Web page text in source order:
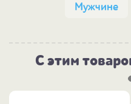
Мужчине
С этим